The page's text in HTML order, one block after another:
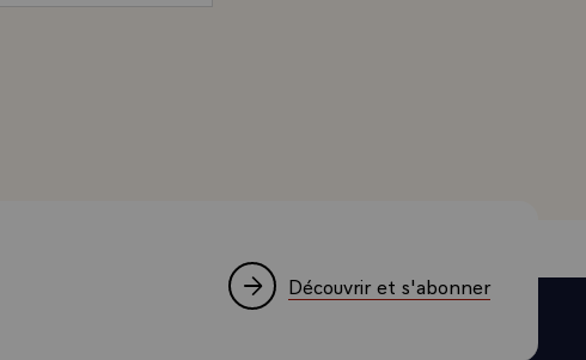
faire ressortir
que l'on sache
la
pouvoir les
- mais
Président de la République, lors de sa visite au
Découvrir et s'abonner